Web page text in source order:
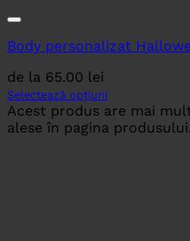
Body personalizat
de la 65.00 lei
Selectează opțiuni
Acest produs are mai
alese în pagina produsului.